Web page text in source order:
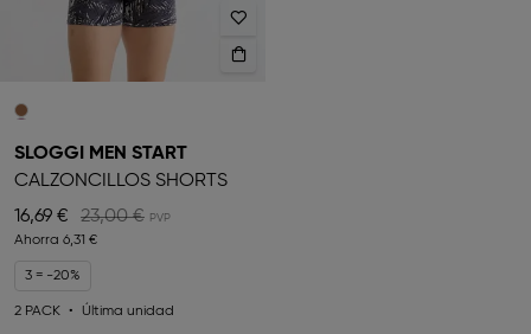
SLOGGI MEN START
CALZONCILLOS SHORTS
16,69 €
23,00 €
Ahorra 6,31 €
3 = -20%
2 PACK Última unidad